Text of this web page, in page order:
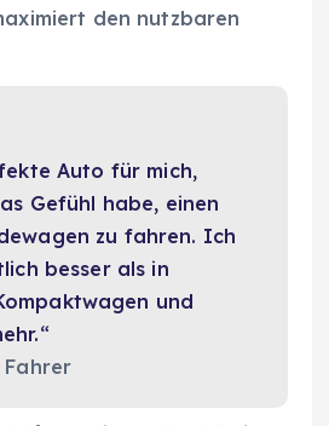
den nutzbaren
Auto für mich,
Gefühl habe, einen
zu fahren. Ich
besser als in
und
Fahrer